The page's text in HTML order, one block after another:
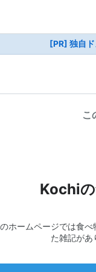
[PR] 独自
こ
Kochi
ホームページでは食
た雑記があ